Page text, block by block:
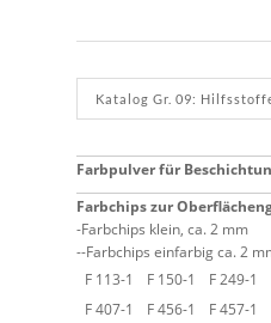
Farbpulver für
Farbchips zur
Farbchips klein, ca. 2 mm
Farbchips einfarbig ca. 2
F 113-1
F 150-1 F 249-1
F 407-1
F 456-1 F 457-1